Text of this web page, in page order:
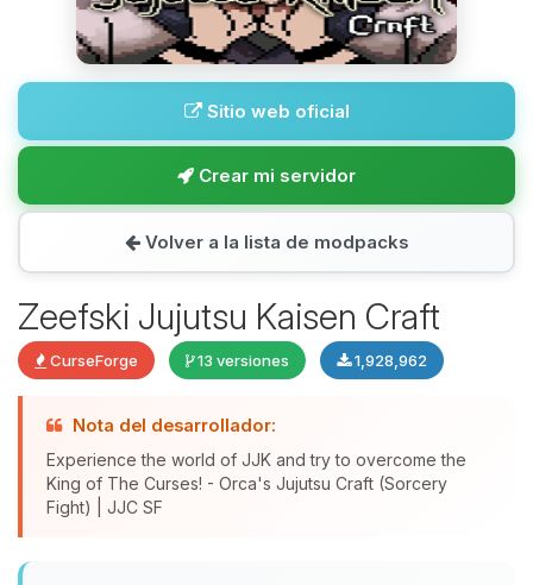
Sitio web oficial
Crear mi servidor
Volver a la lista de modpacks
Zeefski Jujutsu Kaisen Craft
CurseForge 13 versiones 1,928,962
Nota del desarrollador:
Experience the world of JJK and try to overcome the
King of The Curses! - Orca's Jujutsu Craft (Sorcery
Fight) | JJC SF